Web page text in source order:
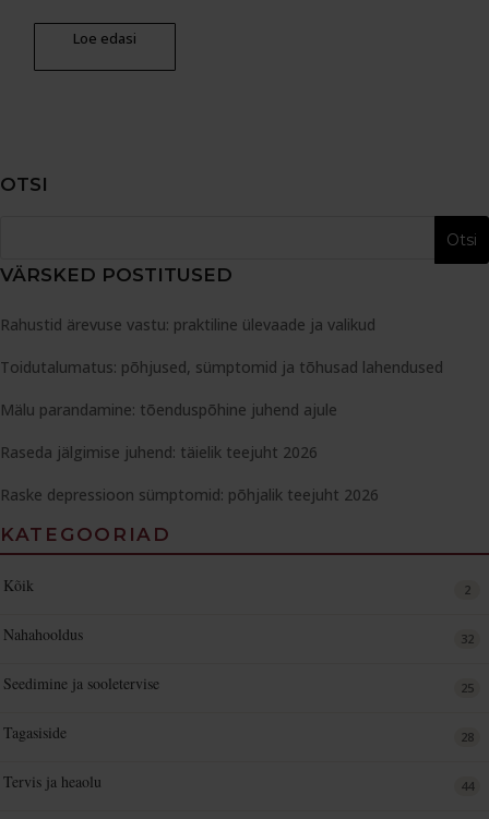
Loe edasi
OTSI
VÄRSKED POSTITUSED
Rahustid ärevuse vastu: praktiline ülevaade ja valikud
Toidutalumatus: põhjused, sümptomid ja tõhusad lahendused
Mälu parandamine: tõenduspõhine juhend ajule
Raseda jälgimise juhend: täielik teejuht 2026
Raske depressioon sümptomid: põhjalik teejuht 2026
KATEGOORIAD
Kõik 2
Nahahooldus 32
Seedimine ja sooletervise 25
Tagasiside 28
Tervis ja heaolu 44